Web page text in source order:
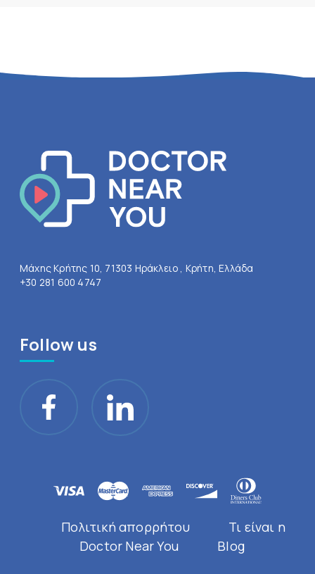
Μάχης Κρήτης 10, 71303 Ηράκλειο , Κρήτη, Ελλάδα
+30 281 600 4747
Follow us
Πολιτική απορρήτου
Τι είναι η
Doctor Near You
Blog